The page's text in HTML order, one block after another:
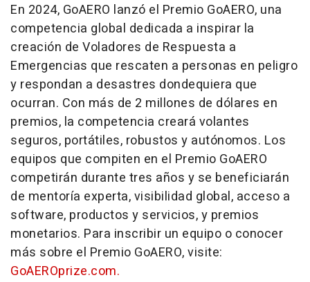
En 2024, GoAERO lanzó el Premio GoAERO, una
competencia global dedicada a inspirar la
creación de Voladores de Respuesta a
Emergencias que rescaten a personas en peligro
y respondan a desastres dondequiera que
ocurran. Con más de 2 millones de dólares en
premios, la competencia creará volantes
seguros, portátiles, robustos y autónomos. Los
equipos que compiten en el Premio GoAERO
competirán durante tres años y se beneficiarán
de mentoría experta, visibilidad global, acceso a
software, productos y servicios, y premios
monetarios. Para inscribir un equipo o conocer
más sobre el Premio GoAERO, visite:
GoAEROprize.com.